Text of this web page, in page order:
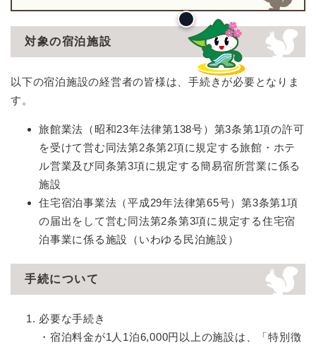
対象の宿泊施設
以下の宿泊施設の経営者の皆様は、手続きが必要となりま
す。
旅館業法（昭和23年法律第138号）第3条第1項の許可
を受けて営む同法第2条第2項に規定する旅館・ホテ
ル営業及び同条第3項に規定する簡易宿所営業に係る
施設
住宅宿泊事業法（平成29年法律第65号）第3条第1項
の届出をして営む同法第2条第3項に規定する住宅宿
泊事業に係る施設（いわゆる民泊施設）
手続について
必要な手続き
​・宿泊料金が1人1泊6,000円以上の施設は、「特別徴